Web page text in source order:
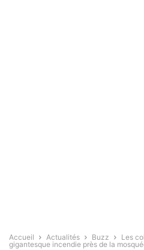
Accueil Actualités Buzz
Les
gigantesque incendie près de la